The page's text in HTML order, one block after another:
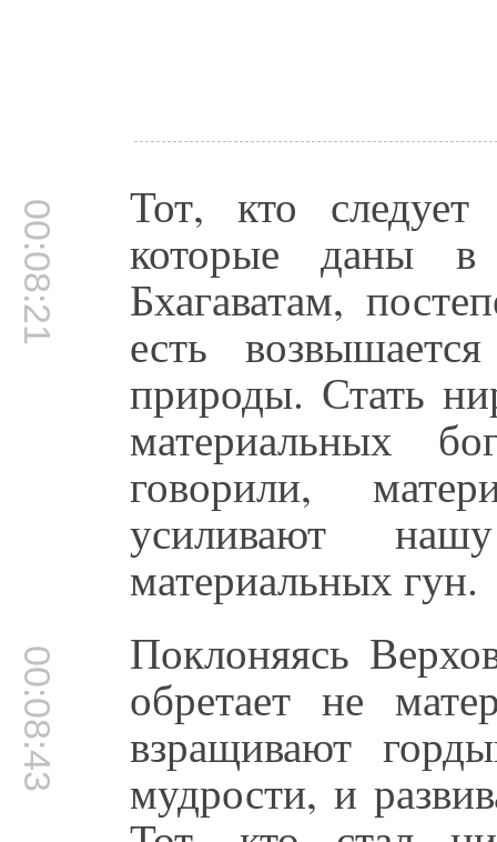
00:08:21 Тот, кто следует
которые даны в
Бхагаватам,
есть
природы. Стать
материальных
говорили,
усиливают
материальных гун.
00:08:43 Поклоняясь
обретает не
взращивают
мудрости, и